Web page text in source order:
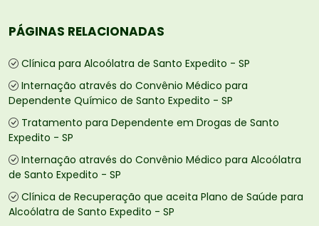
PÁGINAS RELACIONADAS
Clínica para Alcoólatra de Santo Expedito - SP
Internação através do Convênio Médico para
Dependente Químico de Santo Expedito - SP
Tratamento para Dependente em Drogas de Santo
Expedito - SP
Internação através do Convênio Médico para Alcoólatra
de Santo Expedito - SP
Clínica de Recuperação que aceita Plano de Saúde para
Alcoólatra de Santo Expedito - SP